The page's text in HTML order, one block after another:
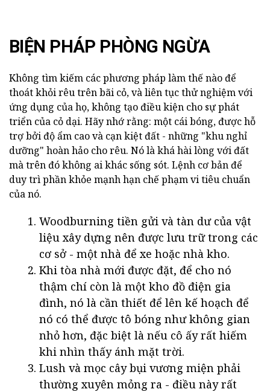
BIỆN PHÁP PHÒNG NGỪA
Không tìm kiếm các phương pháp làm thế nào để
thoát khỏi rêu trên bãi cỏ, và liên tục thử nghiệm với
ứng dụng của họ, không tạo điều kiện cho sự phát
triển của cỏ dại. Hãy nhớ rằng: một cái bóng, được hỗ
trợ bởi độ ẩm cao và cạn kiệt đất - những "khu nghỉ
dưỡng" hoàn hảo cho rêu. Nó là khá hài lòng với đất
mà trên đó không ai khác sống sót. Lệnh cơ bản để
duy trì phần khỏe mạnh hạn chế phạm vi tiêu chuẩn
của nó.
Woodburning tiền gửi và tàn dư của vật
liệu xây dựng nên được lưu trữ trong các
cơ sở - một nhà để xe hoặc nhà kho.
Khi tòa nhà mới được đặt, để cho nó
thậm chí còn là một kho đồ điện gia
đình, nó là cần thiết để lên kế hoạch để
nó có thể được tô bóng như không gian
nhỏ hơn, đặc biệt là nếu cô ấy rất hiếm
khi nhìn thấy ánh mặt trời.
Lush và mọc cây bụi vương miện phải
thường xuyên mỏng ra - điều này rất